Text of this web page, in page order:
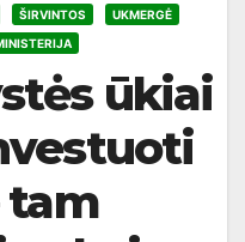
ŠIRVINTOS
UKMERGĖ
ūkiai
tam